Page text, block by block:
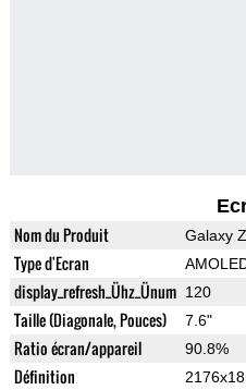
Nom du Produit Galaxy
Type d'Ecran
display_refresh_Ühz_Ünum 120
Taille (Diagonale, Pouces) 7.6"
Ratio écran/appareil 90.8%
Définition